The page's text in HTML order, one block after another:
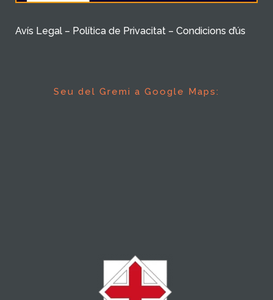
Avís Legal – Política de Privacitat – Condicions d’ús
Seu del Gremi a Google Maps: